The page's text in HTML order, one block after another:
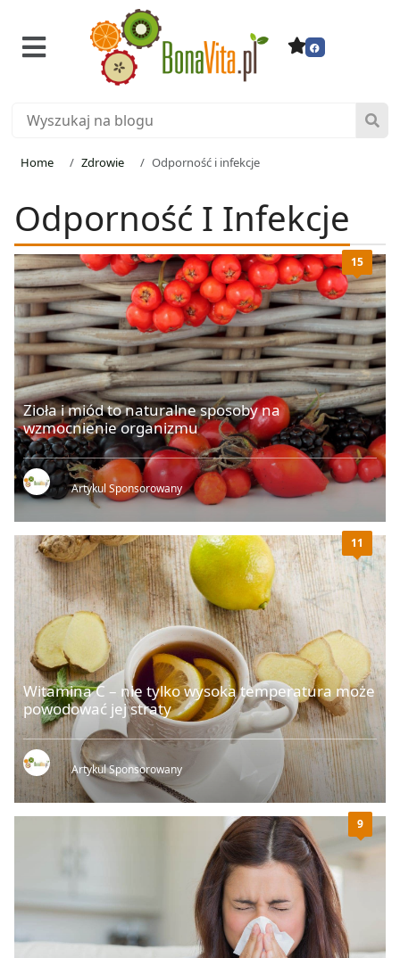
Home Zdrowie Odporność i infekcje
Odporność I Infekcje
15
Zioła i miód to naturalne sposoby na
wzmocnienie organizmu
Artykul Sponsorowany
11
Witamina C – nie tylko wysoka temperatura może
powodować jej straty
Artykul Sponsorowany
9